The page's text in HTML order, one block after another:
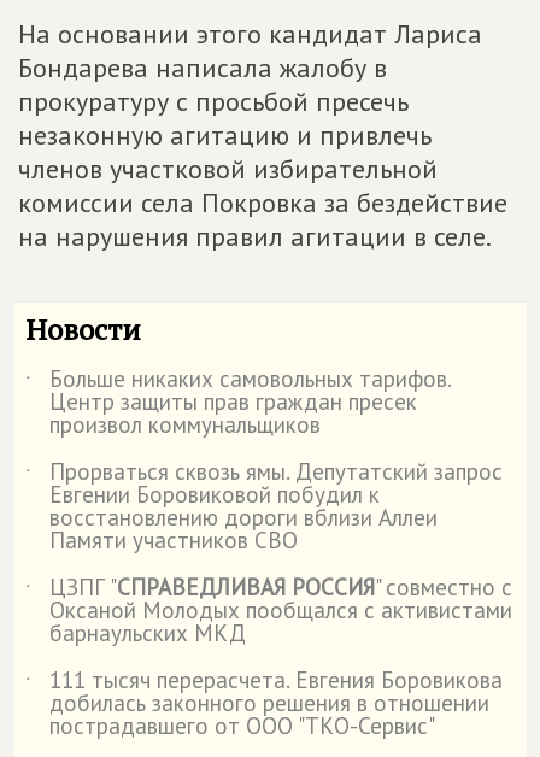
На основании этого кандидат Лариса
Бондарева написала жалобу в
прокуратуру с просьбой пресечь
незаконную агитацию и привлечь
членов участковой избирательной
комиссии села Покровка за бездействие
на нарушения правил агитации в селе.
Новости
˙ Больше никаких самовольных тарифов.
Центр защиты прав граждан пресек
произвол коммунальщиков
˙
Прорваться сквозь ямы. Депутатский запрос
Евгении Боровиковой побудил к
восстановлению дороги вблизи Аллеи
Памяти участников СВО
˙
ЦЗПГ "СПРАВЕДЛИВАЯ РОССИЯ" совместно с
Оксаной Молодых пообщался с активистами
барнаульских МКД
˙
111 тысяч перерасчета. Евгения Боровикова
добилась законного решения в отношении
пострадавшего от ООО "ТКО-Сервис"